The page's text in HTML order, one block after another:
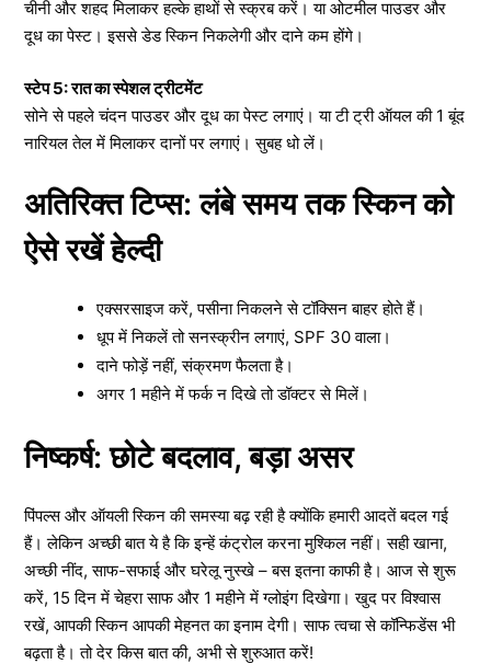
चीनी और शहद मिलाकर हल्के हाथों से स्क्रब करें। या ओटमील पाउडर और
दूध का पेस्ट। इससे डेड स्किन निकलेगी और दाने कम होंगे।
स्टेप 5: रात का स्पेशल ट्रीटमेंट
सोने से पहले चंदन पाउडर और दूध का पेस्ट लगाएं। या टी ट्री ऑयल की 1 बूंद
नारियल तेल में मिलाकर दानों पर लगाएं। सुबह धो लें।
अतिरिक्त टिप्स: लंबे समय तक स्किन को
ऐसे रखें हेल्दी
एक्सरसाइज करें, पसीना निकलने से टॉक्सिन बाहर होते हैं।
धूप में निकलें तो सनस्क्रीन लगाएं, SPF 30 वाला।
दाने फोड़ें नहीं, संक्रमण फैलता है।
अगर 1 महीने में फर्क न दिखे तो डॉक्टर से मिलें।
निष्कर्ष: छोटे बदलाव, बड़ा असर
पिंपल्स और ऑयली स्किन की समस्या बढ़ रही है क्योंकि हमारी आदतें बदल गई
हैं। लेकिन अच्छी बात ये है कि इन्हें कंट्रोल करना मुश्किल नहीं। सही खाना,
अच्छी नींद, साफ-सफाई और घरेलू नुस्खे – बस इतना काफी है। आज से शुरू
करें, 15 दिन में चेहरा साफ और 1 महीने में ग्लोइंग दिखेगा। खुद पर विश्वास
रखें, आपकी स्किन आपकी मेहनत का इनाम देगी। साफ त्वचा से कॉन्फिडेंस भी
बढ़ता है। तो देर किस बात की, अभी से शुरुआत करें!